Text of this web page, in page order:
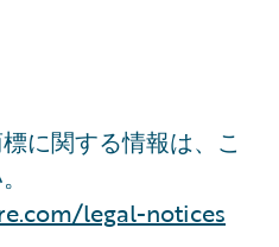
に関する情報は、こ
legal-notices